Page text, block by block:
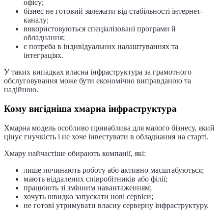
офісу;
бізнес не готовий залежати від стабільності інтернет-
каналу;
використовуються спеціалізовані програми й
обладнання;
є потреба в індивідуальних налаштуваннях та
інтеграціях.
У таких випадках власна інфраструктура за грамотного
обслуговування може бути економічно виправданою та
надійною.
Кому вигідніша хмарна інфраструктура
Хмарна модель особливо приваблива для малого бізнесу, який
цінує гнучкість і не хоче інвестувати в обладнання на старті.
Хмару найчастіше обирають компанії, які:
лише починають роботу або активно масштабуються;
мають віддалених співробітників або філії;
працюють зі змінним навантаженням;
хочуть швидко запускати нові сервіси;
не готові утримувати власну серверну інфраструктуру.